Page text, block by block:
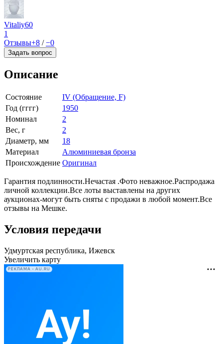
Vitaliy60
1
Отзывы+8 /−0
Задать вопрос
Описание
Состояние
IV (Обращение, F)
Год (гггг)
1950
Номинал
2
Вес, г
2
Диаметр, мм
18
Материал
Алюминиевая бронза
Происхождение Оригинал
Гарантия подлинности.Нечастая .Фото неважное.Распродажа
личной коллекции.Все лоты выставлены на других
аукционах-могут быть сняты с продажи в любой момент.Все
отзывы на Мешке.
Условия передачи
Удмуртская республика, Ижевск
Увеличить карту
РЕКЛАМА • AU.RU